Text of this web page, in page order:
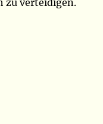
zu verteidigen.